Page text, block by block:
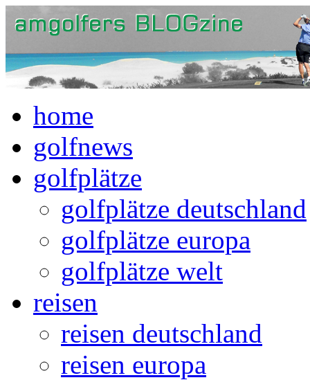
home
golfnews
golfplätze
golfplätze deutschland
golfplätze europa
golfplätze welt
reisen
reisen deutschland
reisen europa